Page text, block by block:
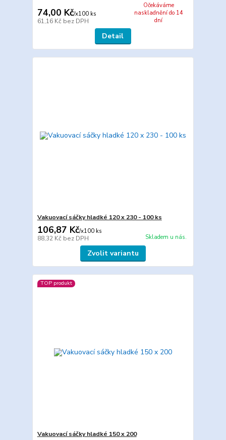
74,00 Kč/x100 ks
61,16 Kč bez DPH
Očekáváme
naskladnění do 14
dní
Detail
Vakuovací sáčky hladké 120 x 230 - 100 ks
106,87 Kč/x100 ks
88,32 Kč bez DPH Skladem u nás.
Zvolit variantu
TOP produkt
Vakuovací sáčky hladké 150 x 200